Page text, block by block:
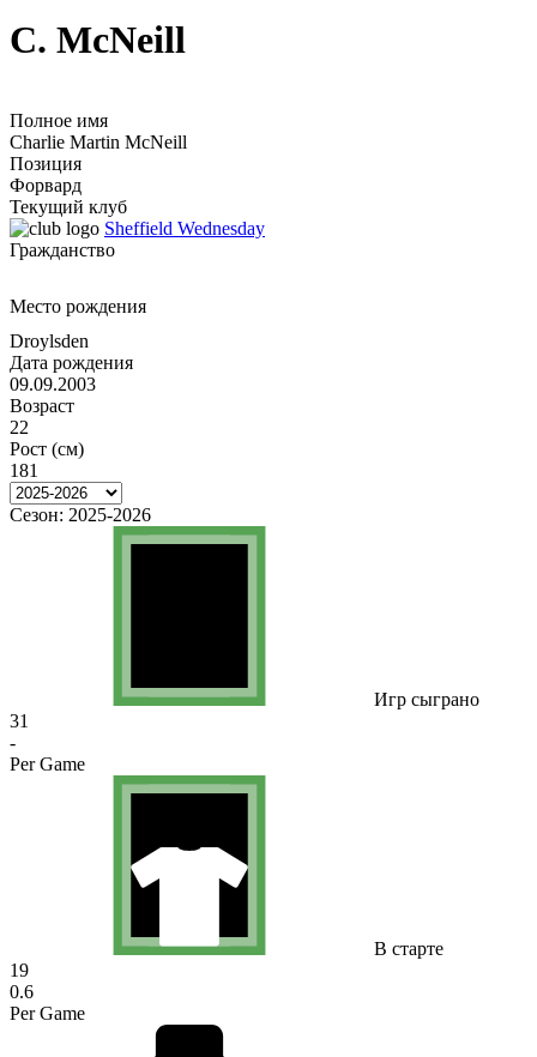
C. McNeill
Полное имя
Charlie Martin McNeill
Позиция
Форвард
Текущий клуб
Sheffield Wednesday
Гражданство
Место рождения
Droylsden
Дата рождения
09.09.2003
Возраст
22
Рост (см)
181
Сезон: 2025-2026
Игр сыграно
31
-
Per Game
В старте
19
0.6
Per Game